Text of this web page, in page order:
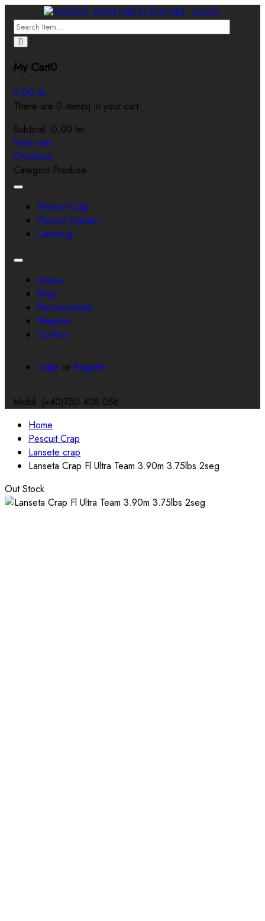
My Cart0
0,00 lei
There are 0 item(s) in your cart
Subtotal: 0,00 lei
View cart
Checkout
Categorii Produse
Toggle
navigationPescuit Crap
Pescuit Feeder
Camping
Toggle
navigation
Acasa
Blog
Recomandate
Magazin
Contact
Login or Register
Mobil: (+40)750 408 056
Home
Pescuit Crap
Lansete crap
Lanseta Crap Fl Ultra Team 3.90m 3.75lbs 2seg
Out Stock